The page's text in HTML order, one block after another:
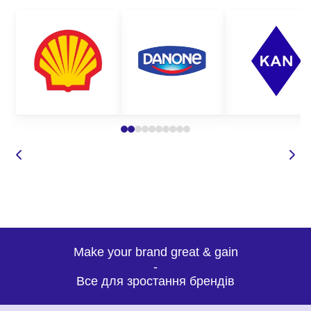
Все це лише невеликий перелік того, чим можна убезпечити
ваших працівників від травмування на робочому місці. На
нашому сайті представлений широкий асортимент робочого
одягу для різних цілей та груп захисту.
Де замовити якісний демісезонний
спецодяг оптом?
демісезонного спецодягу у нас, Ви можете бути впевнені у:
високій якості одягу;
доступних оптових цінах;
Make your brand great & gain
-
Все для зростання брендів